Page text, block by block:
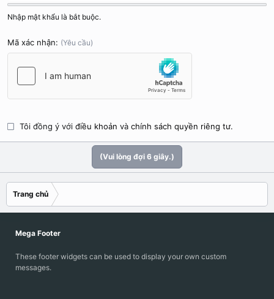
Nhập mật khẩu là bắt buộc.
Mã xác nhận (Yêu cầu)
Tôi đồng ý với điều khoản và chính sách quyền riêng tư.
(Vui lòng đợi 5 giây.)
Trang chủ
Mega Footer
These footer widgets can be used to display your own custom
messages.